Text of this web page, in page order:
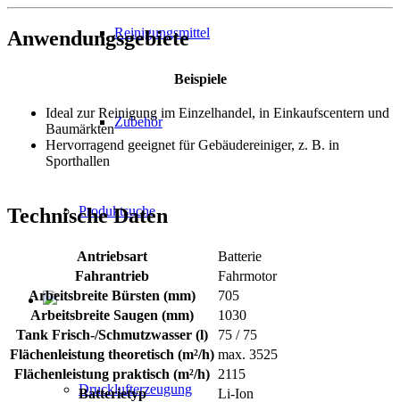
Reinigungsmittel
Zubehör
Produktsuche
Drucklufterzeugung
Anwendungsgebiete
Beispiele
Ideal zur Reinigung im Einzelhandel, in Einkaufscentern und
Baumärkten
Hervorragend geeignet für Gebäudereiniger, z. B. in
Sporthallen
Technische Daten
Antriebsart
Batterie
Fahrantrieb
Fahrmotor
Arbeitsbreite Bürsten (mm)
705
Arbeitsbreite Saugen (mm)
1030
Tank Frisch-/Schmutzwasser (l)
75 / 75
Flächenleistung theoretisch (m²/h) max. 3525
Flächenleistung praktisch (m²/h) 2115
Batterietyp
Li-Ion